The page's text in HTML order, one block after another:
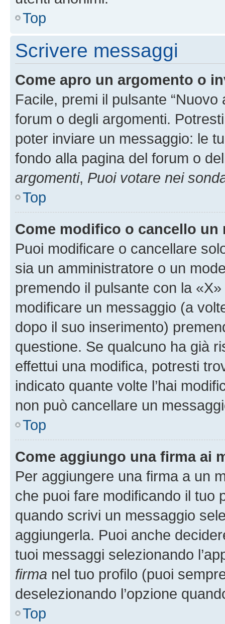
Top
Scrivere messaggi
Come apro un argomento o
Facile, premi il pulsante
forum o degli argomenti.
poter inviare un messaggio: le
fondo alla pagina del forum o
argomenti, Puoi votare nei
Top
Come modifico o cancello un
Puoi modificare o cancellare
sia un amministratore o un
premendo il pulsante con la
modificare un messaggio (a
dopo il suo inserimento)
questione. Se qualcuno ha già
effettui una modifica, potresti
indicato quante volte l’hai
non può cancellare un
Top
Come aggiungo una firma ai
Per aggiungere una firma a un
che puoi fare modificando il tuo
quando scrivi un messaggio
aggiungerla. Puoi anche
tuoi messaggi selezionando
firma nel tuo profilo (puoi
deselezionando l’opzione
Top